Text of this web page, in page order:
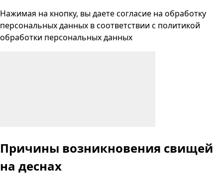
Нажимая на кнопку, вы даете согласие на обработку
персональных данных в соответствии с политикой
обработки персональных данных
Причины возникновения свищей
на деснах